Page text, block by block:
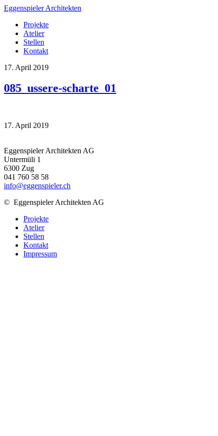
Eggenspieler Architekten
Projekte
Atelier
Stellen
Kontakt
17. April 2019
085_ussere-scharte_01
17. April 2019
Eggenspieler Architekten AG
Untermüli 1
6300 Zug
041 760 58 58
info@eggenspieler.ch
© Eggenspieler Architekten AG
Projekte
Atelier
Stellen
Kontakt
Impressum